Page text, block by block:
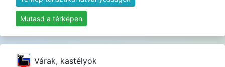
Mutasd a térképen
Várak, kastélyok